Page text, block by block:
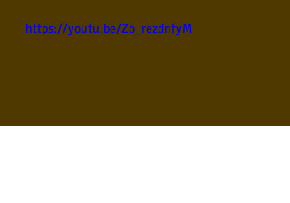
https://youtu.be/Zo_rezdnfyM